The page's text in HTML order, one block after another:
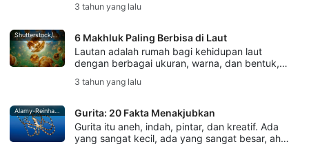
dari praktik penangkapan ikan yang merusak
melihat mengapa kawasan ini dibuat, mengapa
mereka sangat penting.
3 tahun yang lalu
Shutterstock/Jesse Alpert
6 Makhluk Paling Berbisa di Laut
Lautan adalah rumah bagi kehidupan laut
dengan berbagai ukuran, warna, dan bentuk,
dibandingkan apa pun yang dapat kita lihat di
membahayakan anda sama sekali. Namun, ada
beberapa makhluk yang harus anda ketahui,
yang sangat
3 tahun yang lalu
Alamy-Reinhard
Gurita: 20 Fakta Menakjubkan
Gurita itu aneh, indah, pintar, dan kreatif. Ada
yang sangat kecil, ada yang sangat besar, ahli